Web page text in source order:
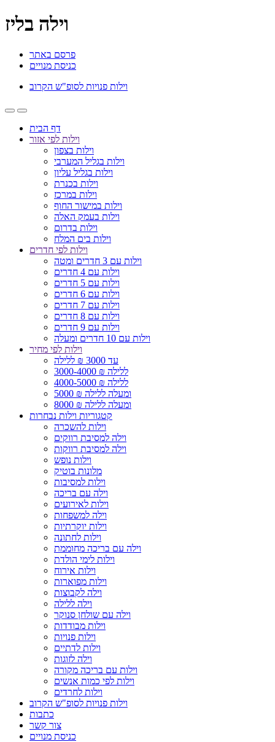
וילה בליז
פרסם באתר
כניסת מנויים
וילות פנויות לסופ"ש הקרוב
דף הבית
וילות לפי אזור
וילות בצפון
וילות בגליל המערבי
וילות בגליל עליון
וילות בכנרת
וילות במרכז
וילות במישור החוף
וילות בעמק האלה
וילות בדרום
וילות בים המלח
וילות לפי חדרים
וילות עם 3 חדרים ומטה
וילות עם 4 חדרים
וילות עם 5 חדרים
וילות עם 6 חדרים
וילות עם 7 חדרים
וילות עם 8 חדרים
וילות עם 9 חדרים
וילות עם 10 חדרים ומעלה
וילות לפי מחיר
עד 3000 ₪ ללילה
3000-4000 ₪ ללילה
4000-5000 ₪ ללילה
5000 ₪ ומעלה ללילה
8000 ₪ ומעלה ללילה
קטגוריות וילות נבחרות
וילות להשכרה
וילה למסיבת רווקים
וילה למסיבת רווקות
וילות נופש
מלונות בוטיק
וילות למסיבות
וילה עם בריכה
וילות לאירועים
וילה למשפחות
וילות יוקרתיות
וילות לחתונה
וילה עם בריכה מחוממת
וילות לימי הולדת
וילות אירוח
וילות מפוארות
וילה לקבוצות
וילה ללילה
וילה עם שולחן סנוקר
וילות מבודדות
וילות פנויות
וילות לדתיים
וילה לזוגות
וילות עם בריכה מקורה
וילות לפי כמות אנשים
וילות לחרדים
וילות פנויות לסופ"ש הקרוב
כתבות
צור קשר
כניסת מנויים